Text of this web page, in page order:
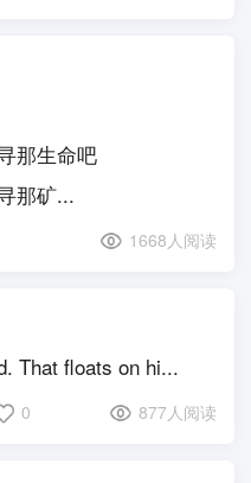
那生命吧
那矿...
1668人阅读
That floats on hi...
0 877人阅读